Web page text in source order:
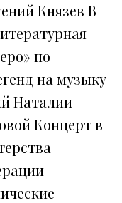
Князев В
по
на музыку
Наталии
Концерт в